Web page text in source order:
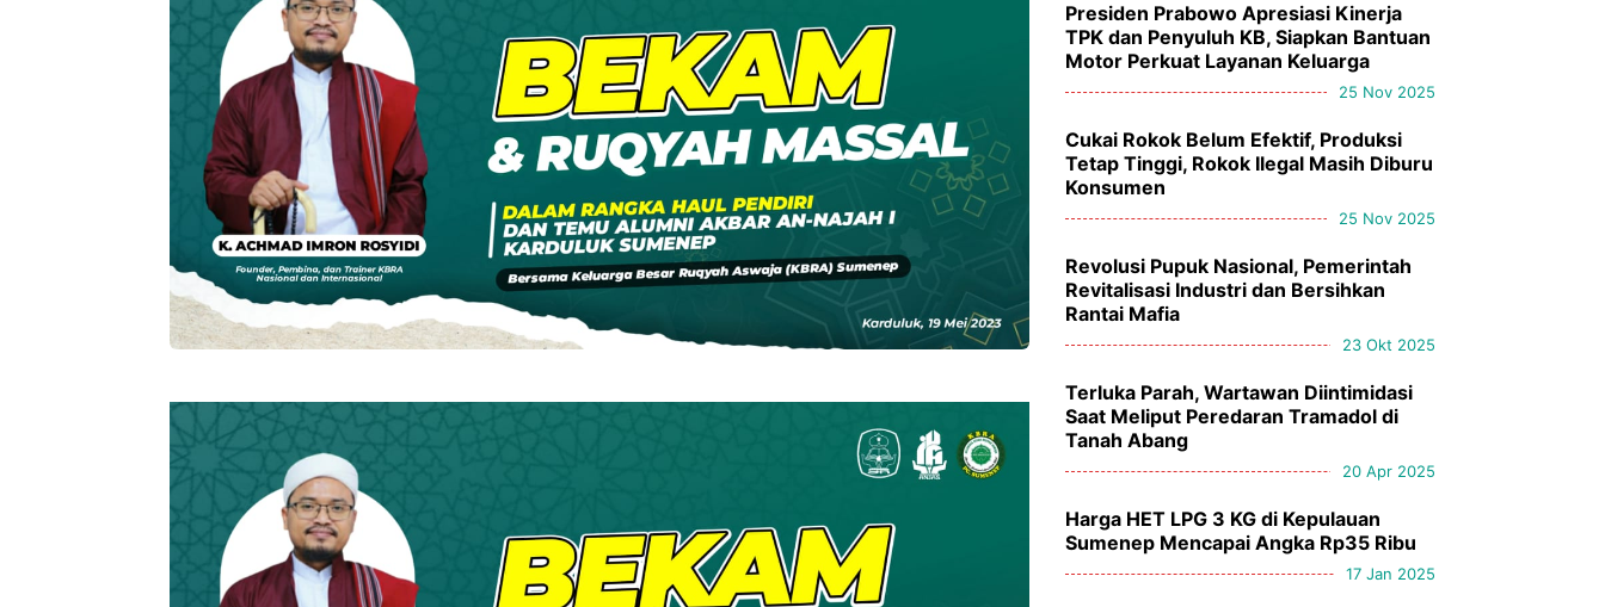
Presiden Prabowo Apresiasi Kinerja
TPK dan Penyuluh KB, Siapkan Bantuan
Motor Perkuat Layanan Keluarga
25 Nov 2025
Cukai Rokok Belum Efektif, Produksi
Tetap Tinggi, Rokok Ilegal Masih Diburu
Konsumen
25 Nov 2025
Revolusi Pupuk Nasional, Pemerintah
Revitalisasi Industri dan Bersihkan
Rantai Mafia
23 Okt 2025
Terluka Parah, Wartawan Diintimidasi
Saat Meliput Peredaran Tramadol di
Tanah Abang
20 Apr 2025
Harga HET LPG 3 KG di Kepulauan
Sumenep Mencapai Angka Rp35 Ribu
17 Jan 2025